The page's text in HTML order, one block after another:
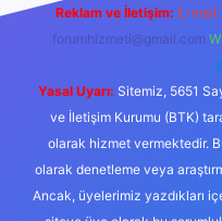
Reklam ve İletişim: E-mail:
forumhizmeti@gmail.com
Yasal Uyarı: Sitemiz, 5651
ve İletişim Kurumu (BTK)
olarak hizmet vermektedir.
olarak denetleme veya
Ancak, üyelerimiz yazdıkları